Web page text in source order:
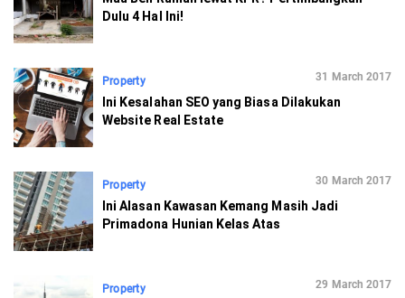
Dulu 4 Hal Ini!
Property 31 March 2017
Ini Kesalahan SEO yang Biasa Dilakukan
Website Real Estate
Property 30 March 2017
Ini Alasan Kawasan Kemang Masih Jadi
Primadona Hunian Kelas Atas
Property 29 March 2017